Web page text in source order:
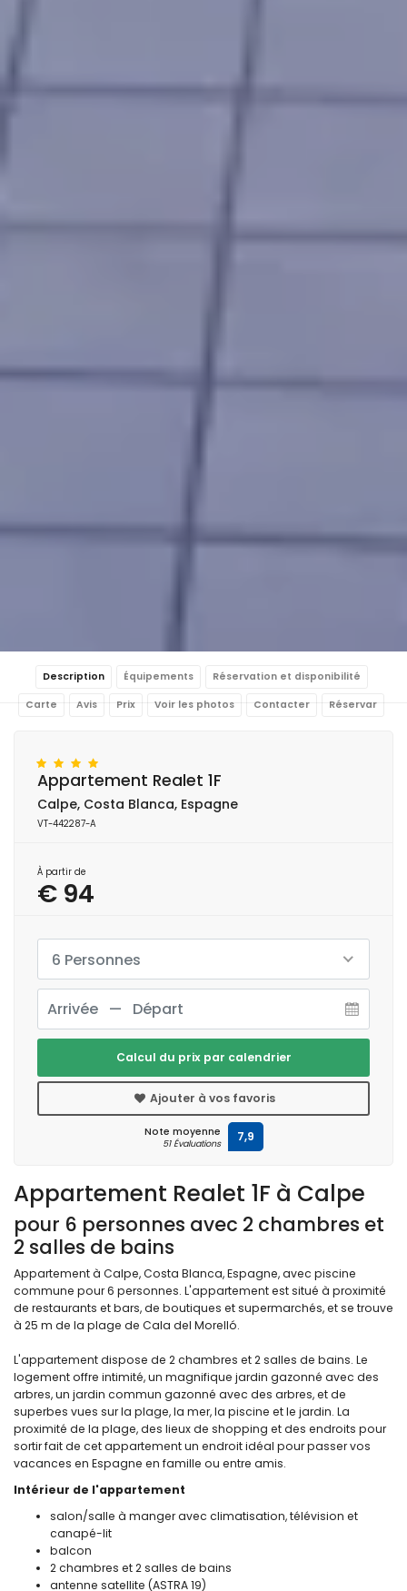
Description Équipements Réservation et disponibilité
Carte Avis Prix Voir les photos Contacter Réservar
Appartement Realet 1F à Calpe
pour 6 personnes avec 2 chambres et
2 salles de bains
Appartement à Calpe, Costa Blanca, Espagne, avec piscine
commune pour 6 personnes. L'appartement est situé à proximité
de restaurants et bars, de boutiques et supermarchés, et se trouve
à 25 m de la plage de Cala del Morelló.
L'appartement dispose de 2 chambres et 2 salles de bains. Le
logement offre intimité, un magnifique jardin gazonné avec des
arbres, un jardin commun gazonné avec des arbres, et de
superbes vues sur la plage, la mer, la piscine et le jardin. La
proximité de la plage, des lieux de shopping et des endroits pour
sortir fait de cet appartement un endroit idéal pour passer vos
vacances en Espagne en famille ou entre amis.
Intérieur de l'appartement
salon/salle à manger avec climatisation, télévision et
canapé-lit
balcon
2 chambres et 2 salles de bains
antenne satellite (ASTRA 19)
Appartement Realet 1F
Calpe, Costa Blanca, Espagne
VT-442287-A
À partir de
€ 94
6 Personnes
Calcul du prix par calendrier
Ajouter à vos favoris
Note moyenne
51 Évaluations 7,9